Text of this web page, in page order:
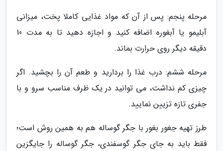
مرحله پنجم: پس از آن که مواد غذایی کاملا پخت، میزانی
آبلیمو یا آبغوره اضافه کنید و اجازه دهید تا به مدت 10
دقیقه دیگر روی حرارت بماند.
مرحله ششم: درب غذا را بردارید و طعم آن را بچشید. اگر
چیزی کم نداشت، می توانید در یک ظرف مناسب سرو و با
جفری تازه تزیین نمایید.
طرز تهیه جغور بغور با جگر گوساله هم به همین روش است؛
فقط باید به جای جگر گوسفندی، جگر گوساله را جایگزین